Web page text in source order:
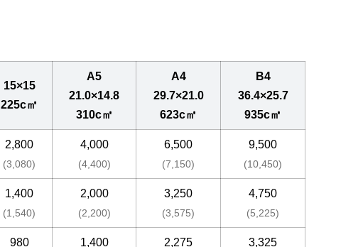
15×15
225c㎡
A5
21.0×14.8
310c㎡
A4
29.7×21.0
623c㎡
B4
36.4×25.7
935c㎡
2,800
(3,080)
4,000
(4,400)
6,500
(7,150)
9,500
(10,450)
1,400
(1,540)
2,000
(2,200)
3,250
(3,575)
4,750
(5,225)
980 1,400 2,275 3,325